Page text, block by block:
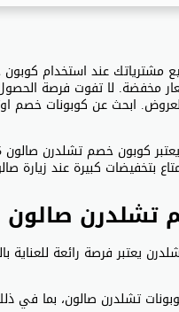
مخفضة. لا تفوت فرصة
ابحث عن كوبونات خصم
بتخفيضات كبيرة عند زيارة
تشلدرن صالون
يعتبر فرصة رائعة للعناية
تشلدرن صالون، بما في